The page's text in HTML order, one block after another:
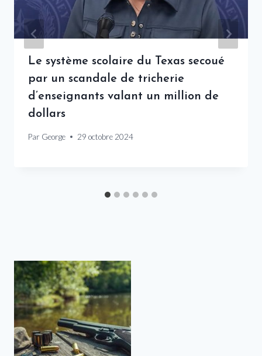
Le système scolaire du Texas secoué
par un scandale de tricherie
d’enseignants valant un million de
dollars
Par George 29 octobre 2024